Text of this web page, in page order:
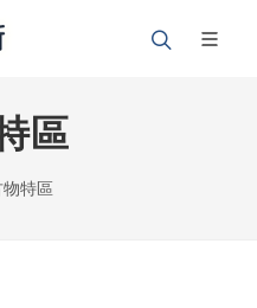
區
物特區